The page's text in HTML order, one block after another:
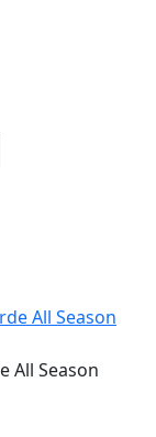
All Season